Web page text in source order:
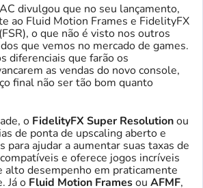
divulgou que no seu lançamento,
ao Fluid Motion Frames e FidelityFX
o que não é visto nos outros
que vemos no mercado de games.
diferenciais que farão os
as vendas do novo console,
final não ser tão bom quanto
o FidelityFX Super Resolutionou
de ponta de upscaling aberto e
para ajudar a aumentar suas taxas de
e oferece jogos incríveis
alto desempenho em praticamente
Já o Fluid Motion Framesou AFMF,